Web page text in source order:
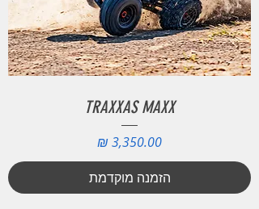
TRAXXAS MAXX
מחיר
הזמנה מוקדמת